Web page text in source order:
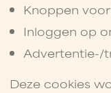
Knoppen
Inloggen op
Advertentie-/
Deze cookies